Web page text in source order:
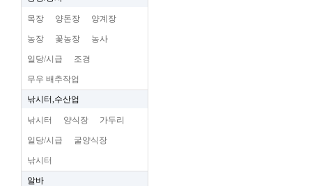
목장 양돈장 양계장
농장 꽃농장 농사
일당/시급 조경
무우 배추작업
낚시터,수산업
낚시터 양식장 가두리
일당/시급 굴양식장
낚시터
알바